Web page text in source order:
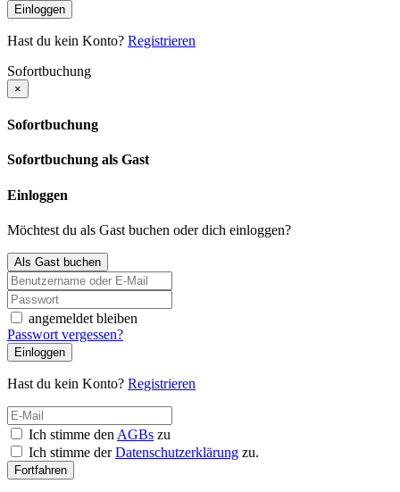
Einloggen
Hast du kein Konto? Registrieren
Sofortbuchung
×
Sofortbuchung
Sofortbuchung als Gast
Einloggen
Möchtest du als Gast buchen oder dich einloggen?
Als Gast buchen
angemeldet bleiben
Passwort vergessen?
Einloggen
Hast du kein Konto? Registrieren
Ich stimme den AGBs zu
Ich stimme derDatenschutzerklärung zu.
Fortfahren